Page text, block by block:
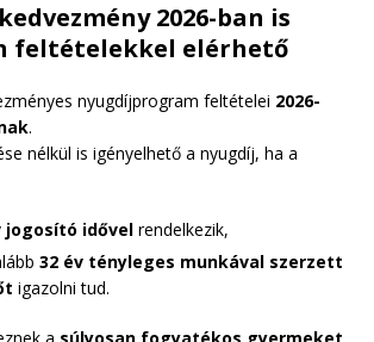
2026-ban is
feltételekkel elérhető
nyugdíjprogram feltételei 2026-
.
nélkül is igényelhető a nyugdíj, ha a
jogosító idővel rendelkezik,
32 év tényleges munkával szerzett
igazolni tud.